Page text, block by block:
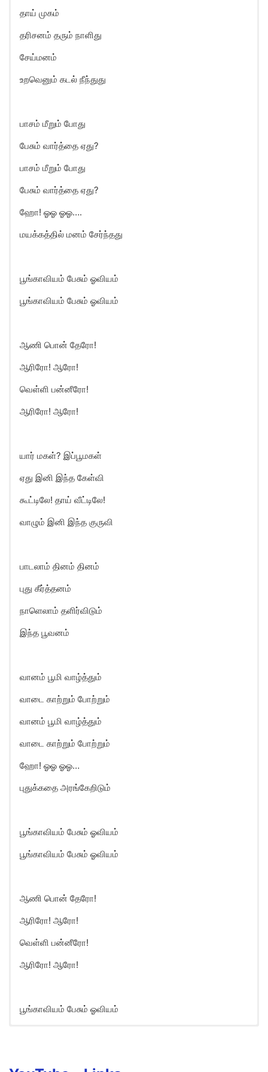
தாய் முகம்
தரிசனம் தரும் நாளிது
சேய்மனம்
உறவெனும் கடல் நீந்துது
பாசம் மீறும் போது
பேசும் வார்த்தை ஏது?
பாசம் மீறும் போது
பேசும் வார்த்தை ஏது?
ஹோ! ஓஓ ஓஓ….
மயக்கத்தில் மனம் சேர்ந்தது
பூங்காவியம் பேசும் ஓவியம்
பூங்காவியம் பேசும் ஓவியம்
ஆணி பொன் தேரோ!
ஆரிரோ! ஆரோ!
வெள்ளி பன்னீரோ!
ஆரிரோ! ஆரோ!
யார் மகள்? இப்பூமகள்
ஏது இனி இந்த கேள்வி
கூட்டிலே! தாய் வீட்டிலே!
வாழும் இனி இந்த குருவி
பாடலாம் தினம் தினம்
புது கீர்த்தனம்
நாளெலாம் தளிர்விடும்
இந்த பூவனம்
வானம் பூமி வாழ்த்தும்
வாடை காற்றும் போற்றும்
வானம் பூமி வாழ்த்தும்
வாடை காற்றும் போற்றும்
ஹோ! ஓஓ ஓஓ…
புதுக்கதை அரங்கேறிடும்
பூங்காவியம் பேசும் ஓவியம்
பூங்காவியம் பேசும் ஓவியம்
ஆணி பொன் தேரோ!
ஆரிரோ! ஆரோ!
வெள்ளி பன்னீரோ!
ஆரிரோ! ஆரோ!
பூங்காவியம் பேசும் ஓவியம்
Poongaaviyam pesum oviyam